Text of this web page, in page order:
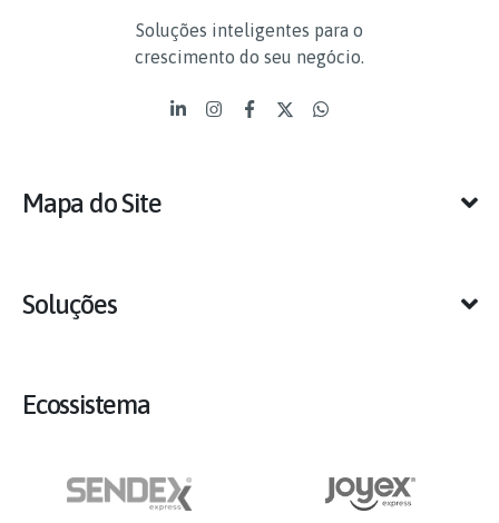
Soluções inteligentes para o
crescimento do seu negócio.
Mapa do Site
Soluções
Ecossistema